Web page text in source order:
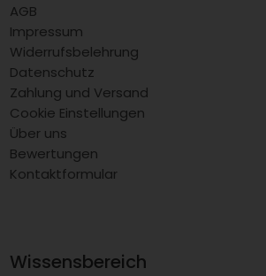
AGB
Impressum
Widerrufsbelehrung
Datenschutz
Zahlung und Versand
Cookie Einstellungen
Über uns
Bewertungen
Kontaktformular
Wissensbereich